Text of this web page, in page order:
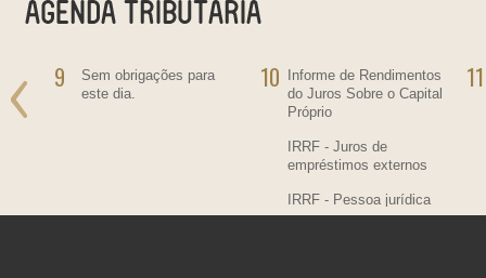
9
Sem obrigações para
este dia.
10
Informe de Rendimentos
do Juros Sobre o Capital
Próprio
IRRF - Juros de
empréstimos externos
IRRF - Pessoa jurídica
residente no País,
11